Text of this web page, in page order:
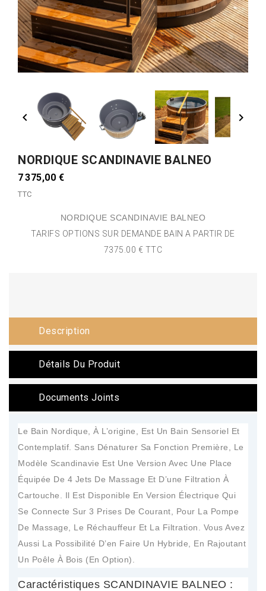
 
NORDIQUE SCANDINAVIE BALNEO
7 375,00 €
TTC
NORDIQUE SCANDINAVIE BALNEO
TARIFS OPTIONS SUR DEMANDE BAIN A PARTIR DE
7375.00 € TTC
Description
Détails Du Produit
Documents Joints
Le Bain Nordique, À L’origine, Est Un Bain Sensoriel Et
Contemplatif. Sans Dénaturer Sa Fonction Première, Le
Modèle Scandinavie Est Une Version Avec Une Place
Équipée De 4 Jets De Massage Et D’une Filtration À
Cartouche. Il Est Disponible En Version Électrique Qui
Se Connecte Sur 3 Prises De Courant, Pour La Pompe
De Massage, Le Réchauffeur Et La Filtration. Vous Avez
Aussi La Possibilité D’en Faire Un Hybride, En Rajoutant
Un Poêle À Bois (en Option).
Caractéristiques SCANDINAVIE BALNEO :